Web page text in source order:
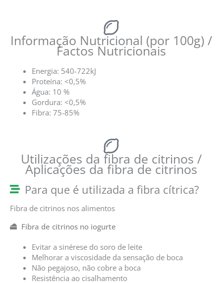
Informação Nutricional (por 100g) /
Factos Nutricionais
Energia: 540-722kJ
Proteína: <0,5%
Água: 10 %
Gordura: <0,5%
Fibra: 75-85%
Utilizações da fibra de citrinos /
Aplicações da fibra de citrinos
Para que é utilizada a fibra cítrica?
Fibra de citrinos nos alimentos
Fibra de citrinos no iogurte
Evitar a sinérese do soro de leite
Melhorar a viscosidade da sensação de boca
Não pegajoso, não cobre a boca
Resistência ao cisalhamento